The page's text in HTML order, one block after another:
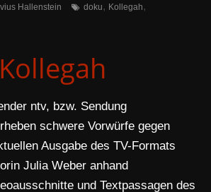
Hallenstein doku, Kollegah,
Kollegah
ntv, bzw. Sendung
schwere Vorwürfe gegen
Ausgabe des TV-Formats
Julia Weber anhand
und Textpassagen des